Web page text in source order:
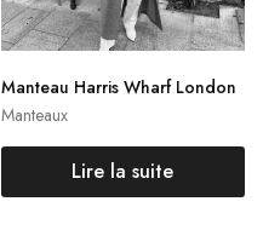
Manteaux
Manteau Harris Wharf London
Lire la suite